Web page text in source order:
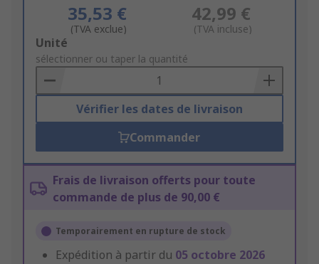
35,53 €
(TVA exclue)
42,99 €
(TVA incluse)
Add
to
Basket
Unité
sélectionner ou taper la quantité
Vérifier les dates de livraison
Commander
Frais de livraison offerts pour toute
commande de plus de 90,00 €
Temporairement en rupture de stock
Expédition à partir du 05 octobre 2026